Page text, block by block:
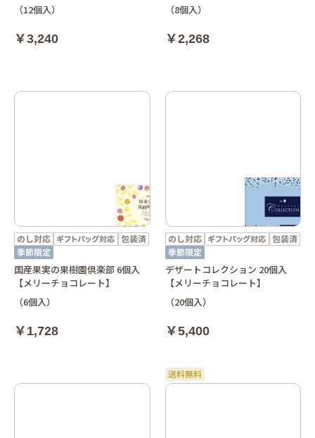
（12個入）
￥3,240
（8個入）
￥2,268
国産果実の果樹園倶楽部 6個入
【メリーチョコレート】
（6個入）
￥1,728
デザートコレクション 20個入
【メリーチョコレート】
（20個入）
￥5,400